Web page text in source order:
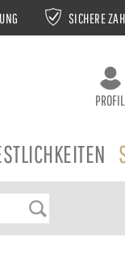
SICHERE
PROFIL